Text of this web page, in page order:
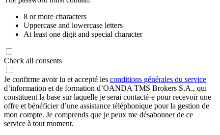
8 or more characters
Uppercase and lowercase letters
At least one digit and special character
Check all consents
Je confirme avoir lu et accepté les conditions générales du service
d’information et de formation d’OANDA TMS Brokers S.A., qui
constituent la base sur laquelle je serai contacté·e pour recevoir une
offre et bénéficier d’une assistance téléphonique pour la gestion de
mon compte. Je comprends que je peux me désabonner de ce
service à tout moment.